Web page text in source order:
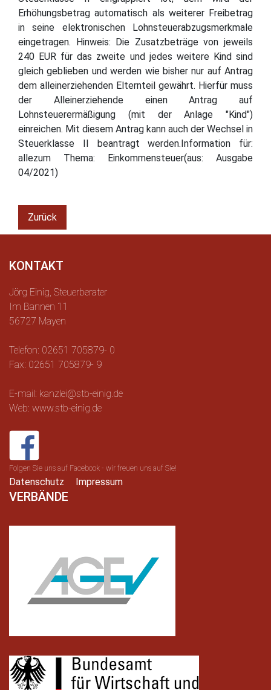
Erhöhungsbetrag automatisch als weiterer Freibetrag
in seine elektronischen Lohnsteuerabzugsmerkmale
eingetragen. Hinweis: Die Zusatzbeträge von jeweils
240 EUR für das zweite und jedes weitere Kind sind
gleich geblieben und werden wie bisher nur auf Antrag
dem alleinerziehenden Elternteil gewährt. Hierfür muss
der Alleinerziehende einen Antrag auf
Lohnsteuerermäßigung (mit der Anlage "Kind")
einreichen. Mit diesem Antrag kann auch der Wechsel in
Steuerklasse II beantragt werden.Information für:
allezum Thema: Einkommensteuer(aus: Ausgabe
04/2021)
Zurück
KONTAKT
Jörg Einig, Steuerberater
Im Bannen 11
56727 Mayen
Telefon: 02651 705879- 0
Fax: 02651 705879- 9
E-mail: kanzlei@stb-einig.de
Web: www.stb-einig.de
Folgen Sie uns auf Facebook - wir freuen uns auf Sie!
Datenschutz Impressum
VERBÄNDE